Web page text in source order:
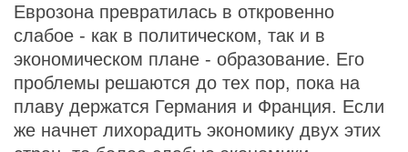
Еврозона превратилась в откровенно
слабое - как в политическом, так и в
экономическом плане - образование. Его
проблемы решаются до тех пор, пока на
плаву держатся Германия и Франция. Если
же начнет лихорадить экономику двух этих